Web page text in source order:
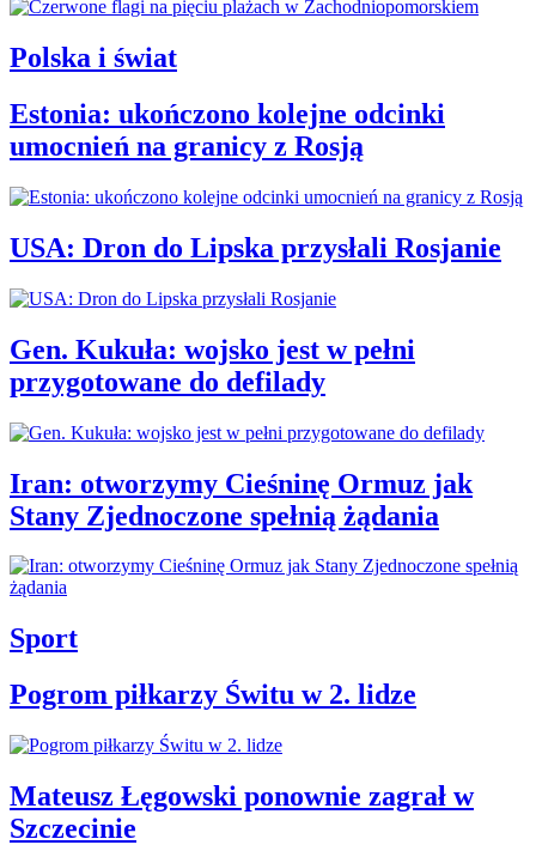
Polska i świat
Estonia: ukończono kolejne odcinki
umocnień na granicy z Rosją
USA: Dron do Lipska przysłali Rosjanie
Gen. Kukuła: wojsko jest w pełni
przygotowane do defilady
Iran: otworzymy Cieśninę Ormuz jak
Stany Zjednoczone spełnią żądania
Sport
Pogrom piłkarzy Świtu w 2. lidze
Mateusz Łęgowski ponownie zagrał w
Szczecinie